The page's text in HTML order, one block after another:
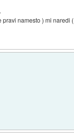
namesto ) mi naredi (